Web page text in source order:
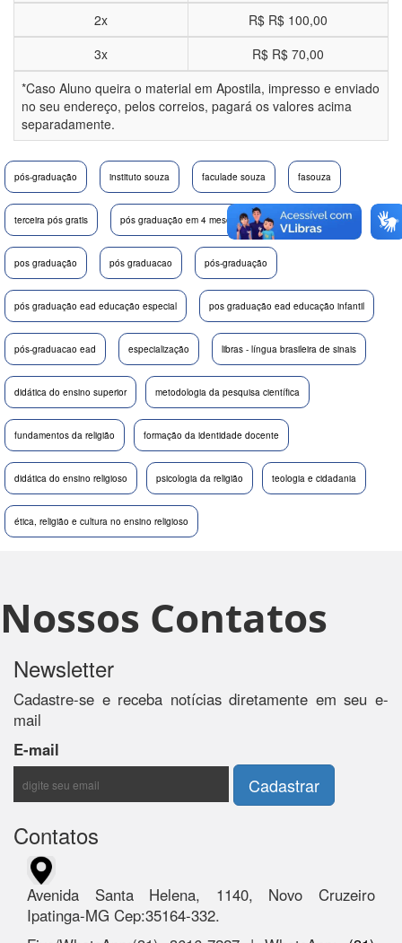
2x R$ R$ 100,00
3x
R$ R$ 70,00
*Caso Aluno queira o material em Apostila, impresso e enviado
no seu endereço, pelos correios, pagará os valores acima
separadamente.
pós-graduação instituto souza faculade souza fasouza
terceira pós gratis pós graduação em 4 meses pos graduação aba
pos graduação pós graduacao pós-graduação
pós graduação ead educação especial pos graduação ead educação infantil
pós-graduacao ead especialização libras - língua brasileira de sinais
didática do ensino superior metodologia da pesquisa científica
fundamentos da religião formação da identidade docente
didática do ensino religioso psicologia da religião teologia e cidadania
ética, religião e cultura no ensino religioso
Nossos Contatos
Newsletter
Cadastre-se e receba notícias diretamente em seu e-
mail
E-mail
Contatos
Avenida Santa Helena, 1140, Novo Cruzeiro
Ipatinga-MG Cep:35164-332.